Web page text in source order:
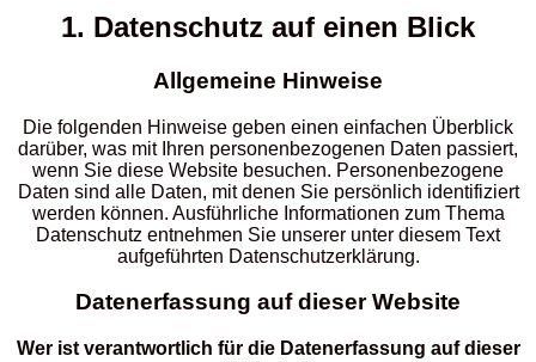
1. Datenschutz auf einen Blick
Allgemeine Hinweise
Die folgenden Hinweise geben einen einfachen Überblick
darüber, was mit Ihren personenbezogenen Daten passiert,
wenn Sie diese Website besuchen. Personenbezogene
Daten sind alle Daten, mit denen Sie persönlich identifiziert
werden können. Ausführliche Informationen zum Thema
Datenschutz entnehmen Sie unserer unter diesem Text
aufgeführten Datenschutzerklärung.
Datenerfassung auf dieser Website
Wer ist verantwortlich für die Datenerfassung auf dieser